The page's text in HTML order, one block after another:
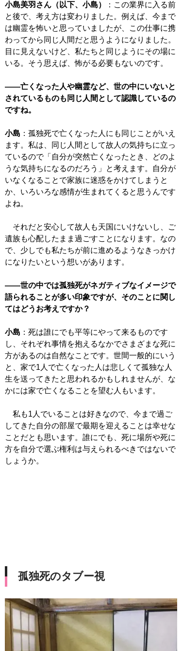
小島美羽さん（以下、小島）
：この業界に入る前
と後で、考え方は変わりました。例えば、今まで
は幽霊を怖いと思っていましたが、この仕事に携
わってから同じ人間だと思うようになりました。
目に見えないけど、私たちと同じようにその場に
いる。そう思えば、怖がる必要もないのです。
――亡くなった人や幽霊など、世の中にいないと
されているものも同じ人間として認識しているの
ですね。
小島 ：孤独死で亡くなった人にも同じことがいえ
ます。私は、同じ人間として故人の気持ちに立っ
ているので「自分が突然亡くなったとき、どのよ
うな気持ちになるのだろう」と考えます。自分が
いなくなることで家族に迷惑をかけてしまうと
か、いろいろな感情が生まれてくると思うんです
よね。
それだと安心して故人も天国にいけないし、ご
遺族も心配したまま過ごすことになります。なの
で、少しでも私たちが前に進めるようなきっかけ
になりたいという想いがあります。
――世の中では孤独死がネガティブなイメージで
語られることが多い印象ですが、そのことに関し
てはどうお考えですか？
小島 ：死は誰にでも平等にやって来るものです
し、それぞれ事情を抱えるなかでさまざまな死に
方があるのは自然なことです。世間一般的にいう
と、家で1人で亡くなった人は悲しくて孤独な人
生を送ってきたと思われるかもしれませんが、な
かには家で亡くなることを望む人もいます。
私も1人でいることは好きなので、今まで過ご
してきた自分の部屋で最期を迎えることは幸せな
ことだとも思います。誰にでも、死に場所や死に
方を自分で選ぶ権利は与えられるべきではないで
しょうか。
孤独死のタブー視